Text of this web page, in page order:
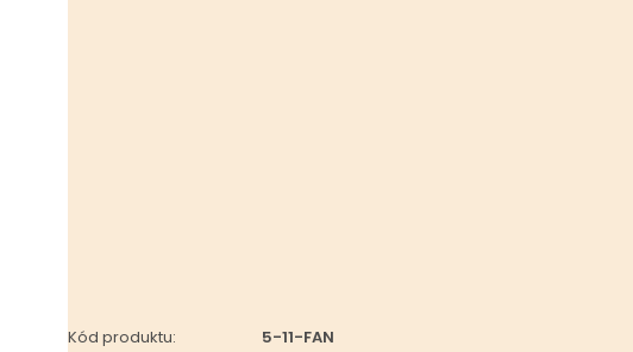
Kód produktu:
5-11-FAN